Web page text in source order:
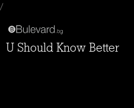
/
U Should Know Better